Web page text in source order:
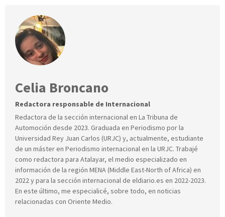
Celia Broncano
Redactora responsable de Internacional
Redactora de la sección internacional en La Tribuna de
Automoción desde 2023. Graduada en Periodismo por la
Universidad Rey Juan Carlos (URJC) y, actualmente, estudiante
de un máster en Periodismo internacional en la URJC. Trabajé
como redactora para Atalayar, el medio especializado en
información de la región MENA (Middle East-North of Africa) en
2022 y para la sección internacional de eldiario.es en 2022-2023.
En este último, me especialicé, sobre todo, en noticias
relacionadas con Oriente Medio.